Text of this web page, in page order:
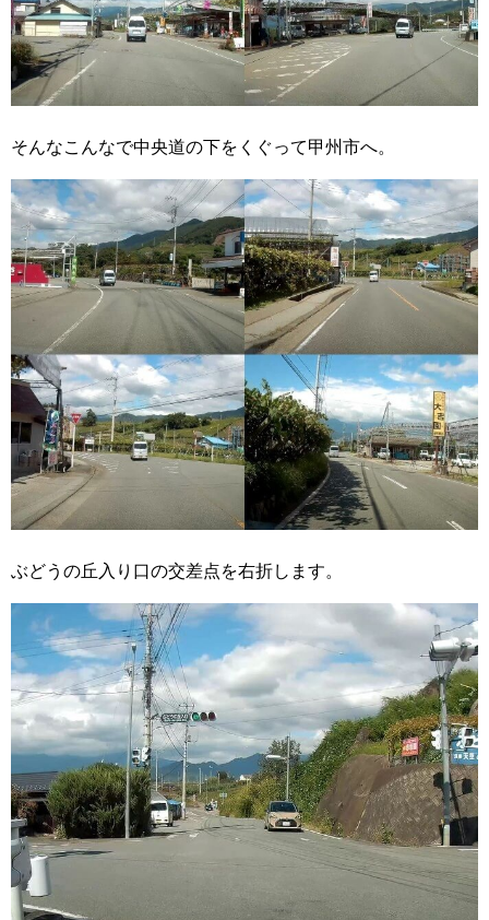
そんなこんなで中央道の下をくぐって甲州市へ。
ぶどうの丘入り口の交差点を右折します。